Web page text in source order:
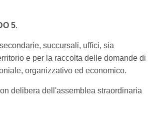
5.
succursali, uffici, sia
e per la raccolta delle domande di
organizzativo ed economico.
delibera dell'assemblea straordinaria